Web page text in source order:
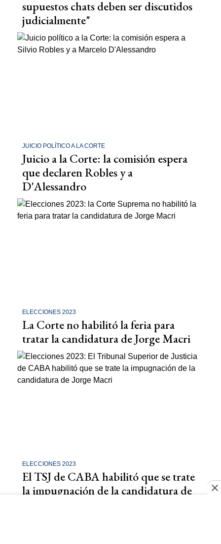
supuestos chats deben ser discutidos
judicialmente"
JUICIO POLÍTICO A LA CORTE
Juicio a la Corte: la comisión espera
que declaren Robles y a
D'Alessandro
ELECCIONES 2023
La Corte no habilitó la feria para
tratar la candidatura de Jorge Macri
ELECCIONES 2023
El TSJ de CABA habilitó que se trate
la impugnación de la candidatura de